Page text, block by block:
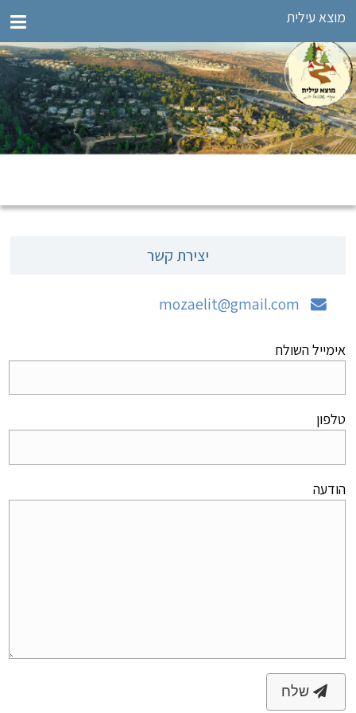
מוצא עילית
יצירת קשר
mozaelit@gmail.com
אימייל השולח
טלפון
הודעה
שלח